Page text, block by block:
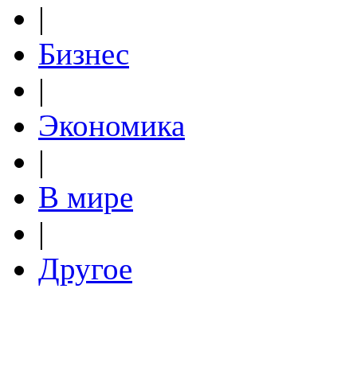
|
Бизнес
|
Экономика
|
В мире
|
Другое